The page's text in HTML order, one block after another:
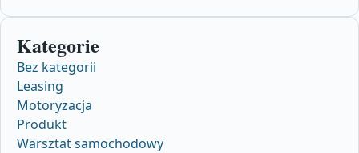
Kategorie
Bez kategorii
Leasing
Motoryzacja
Produkt
Warsztat samochodowy